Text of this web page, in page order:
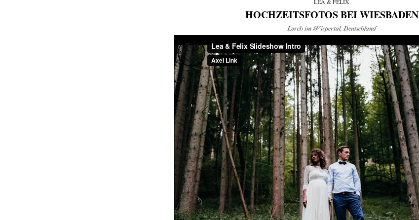
HOCHZEITSFOTOS BEI WIESBADEN
Lorch im Wispertal, Deutschland